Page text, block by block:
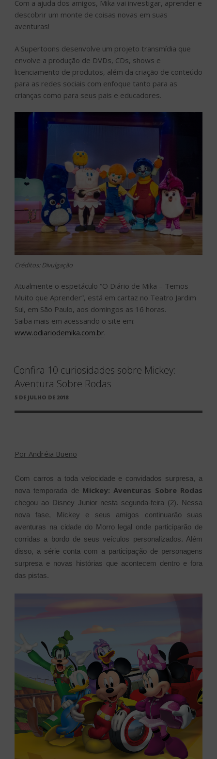
Com a ajuda dos amigos, Mika vai investigar, aprender e
descobrir um monte de coisas novas em suas
aventuras!
A Supertoons desenvolve um projeto transmídia que
envolve a produção de DVDs, CDs, shows e
licenciamento de produtos, além da criação de conteúdo
para as redes sociais com enfoque tanto para as
crianças como para seus pais e educadores.
Créditos: Divulgação
Atualmente o espetáculo “O Diário de Mika – Temos
Muito que Aprender”, está em cartaz no Teatro Jardim
Sul, em São Paulo, aos domingos as 16 horas.
Saiba mais em acessando o site em:
www.odiariodemika.com.br.
Confira 10 curiosidades sobre Mickey:
Aventura Sobre Rodas
PUBLICADO
5 DE JULHO DE 2018
Por Andréia Bueno
Com carros a toda velocidade e convidados surpresa, a
nova temporada de Mickey: Aventuras Sobre Rodas
chegou ao Disney Junior nesta segunda-feira (2). Nessa
nova fase, Mickey e seus amigos continuarão suas
aventuras na cidade do Morro legal onde participarão de
corridas a bordo de seus veículos personalizados. Além
disso, a série conta com a participação de personagens
surpresa e novas histórias que acontecem dentro e fora
das pistas.